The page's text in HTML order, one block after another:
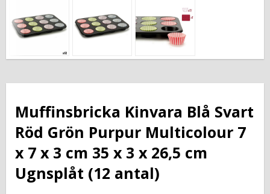
Muffinsbricka Kinvara Blå Svart
Röd Grön Purpur Multicolour 7
x 7 x 3 cm 35 x 3 x 26,5 cm
Ugnsplåt (12 antal)